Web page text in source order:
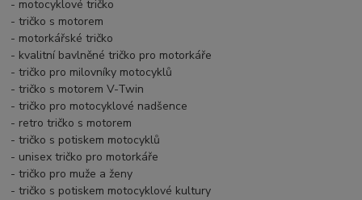
- motocyklové tričko
- tričko s motorem
- motorkářské tričko
- kvalitní bavlněné tričko pro motorkáře
- tričko pro milovníky motocyklů
- tričko s motorem V-Twin
- tričko pro motocyklové nadšence
- retro tričko s motorem
- tričko s potiskem motocyklů
- unisex tričko pro motorkáře
- tričko pro muže a ženy
- tričko s potiskem motocyklové kultury